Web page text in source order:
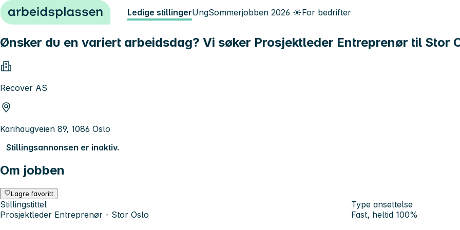
Hopp til innhold Ledige stillingerUngSommerjobben 2026 ☀️For bedrifter
Ønsker du en variert arbeidsdag? Vi søker Prosjektleder Entreprenør til Stor
Recover AS
Karihaugveien 89, 1086 Oslo
Stillingsannonsen er inaktiv.
Om jobben
Lagre favoritt
Stillingstittel
Prosjektleder Entreprenør - Stor Oslo
Type ansettelse
Fast, heltid 100%